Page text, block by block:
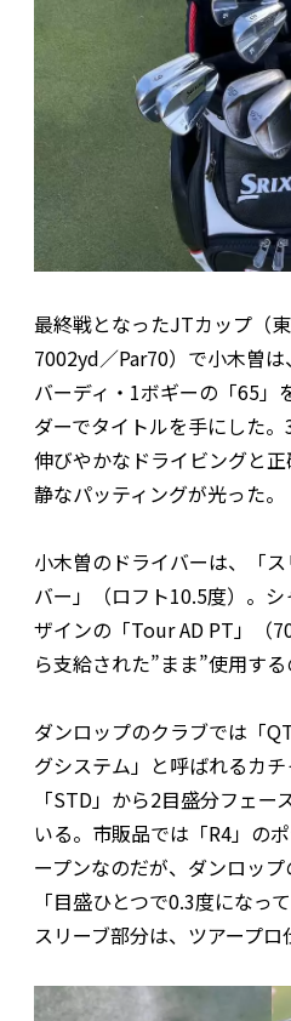
最終戦となったJTカップ（東
7002yd／Par70）で小木曽
バーディ・1ボギーの「65」
ダーでタイトルを手にした。
伸びやかなドライビングと
静なパッティングが光った。
小木曽のドライバーは、「
バー」（ロフト10.5度）。
ザインの「Tour AD PT」（
ら支給された”まま”使用する
ダンロップのクラブでは「
グシステム」と呼ばれるカチ
「STD」から2目盛分フェ
いる。市販品では「R4」の
ープンなのだが、ダンロッ
「目盛ひとつで0.3度になっ
スリーブ部分は、ツアープロ